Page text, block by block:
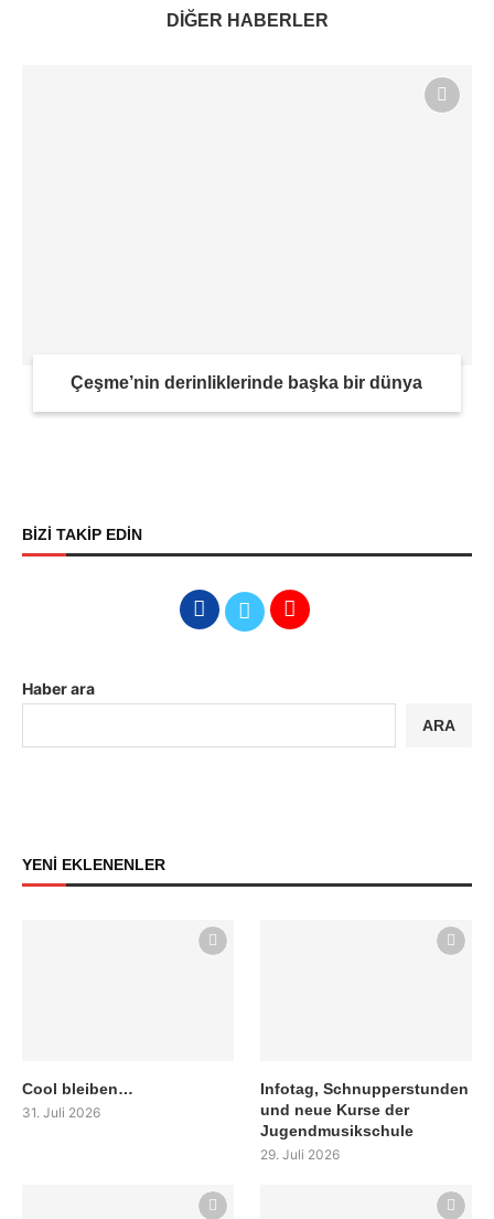
DİĞER HABERLER
Çeşme’nin derinliklerinde başka bir dünya
BİZİ TAKİP EDİN
Haber ara
ARA
YENİ EKLENENLER
Cool bleiben…
31. Juli 2026
Infotag, Schnupperstunden
und neue Kurse der
Jugendmusikschule
29. Juli 2026